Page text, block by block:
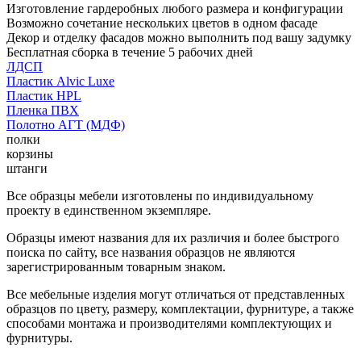
Изготовление гардеробных любого размера и конфигурации
Возможно сочетание нескольких цветов в одном фасаде
Декор и отделку фасадов можно выполнить под вашу задумку
Бесплатная сборка в течение 5 рабочих дней
ЛДСП
Пластик Alvic Luxe
Пластик HPL
Пленка ПВХ
Полотно АГТ (МДФ)
полки
корзины
штанги
Все образцы мебели изготовлены по индивидуальному
проекту в единственном экземпляре.
Образцы имеют названия для их различия и более быстрого
поиска по сайту, все названия образцов не являются
зарегистрированным товарным знаком.
Все мебельные изделия могут отличаться от представленных
образцов по цвету, размеру, комплектации, фурнитуре, а также
способами монтажа и производителями комплектующих и
фурнитуры.